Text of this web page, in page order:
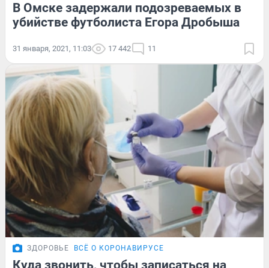
В Омске задержали подозреваемых в
убийстве футболиста Егора Дробыша
31 января, 2021, 11:03 17 442 11
ЗДОРОВЬЕ ВСЁ О КОРОНАВИРУСЕ
Куда звонить, чтобы записаться на